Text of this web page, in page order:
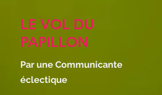
LE VOL DU
PAPILLON
Par une Communicante
éclectique